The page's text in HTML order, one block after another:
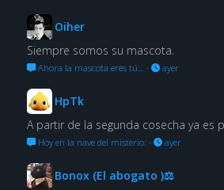
Oiher
Siempre somos su mascota.
Ahora la mascota eres tú… · ayer
HpTk
A partir de la segunda cosecha ya es
Hoy en la nave del misterio: · ayer
Bonox (El abogato )⚖